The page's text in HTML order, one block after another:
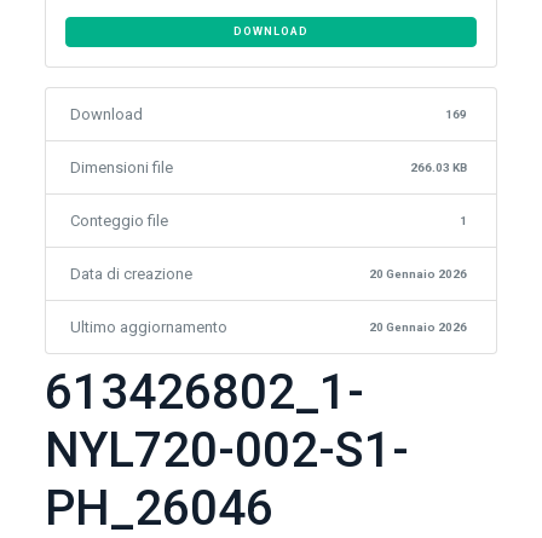
DOWNLOAD
Download 169
Dimensioni file 266.03 KB
Conteggio file 1
Data di creazione 20 Gennaio 2026
Ultimo aggiornamento 20 Gennaio 2026
613426802_1-
NYL720-002-S1-
PH_26046